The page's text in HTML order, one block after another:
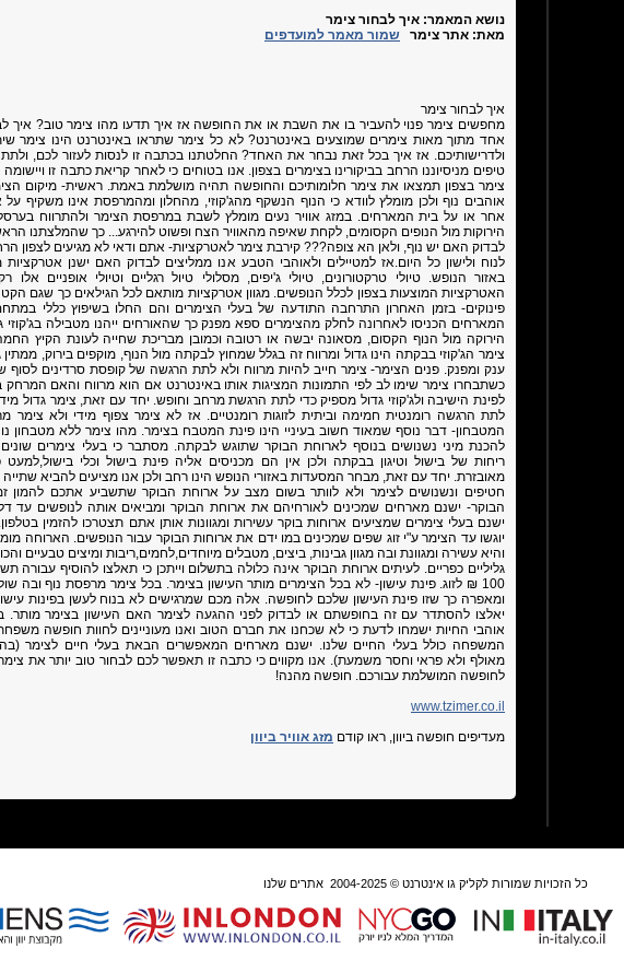
נושא המאמר: איך לבחור צימר
מאת: אתר צימר שמור מאמר למועדפים
איך לבחור צימר
מחפשים צימר פנוי להעביר בו את השבת או את החופשה אז איך תדעו מהו צימר טוב? איך
אחד מתוך מאות צימרים שמוצעים באינטרנט? לא כל צימר שתראו באינטרנט הינו צימר
ולדרישותיכם. אז איך בכל זאת נבחר את האחד? החלטתנו בכתבה זו לנסות לעזור לכם,
טיפים מניסיוננו הרחב בביקורינו בצימרים בצפון. אנו בטוחים כי לאחר קריאת כתבה זו
צימר בצפון תמצאו את צימר חלומותיכם והחופשה תהיה מושלמת באמת. ראשית- מיקום
אוהבים נוף ולכן מומלץ לוודא כי הנוף הנשקף מהג'קוזי, מהחלון ומהמרפסת אינו משקיף על
אחר או על בית המארחים. במזג אוויר נעים מומלץ לשבת במרפסת הצימר ולהתרווח
הירוקות מול הנופים הקסומים, לקחת שאיפה מהאוויר הצח ופשוט להירגע... כך שהמלצתנו
לבדוק האם יש נוף, ולאן הא צופה??? קירבת צימר לאטרקציות- אתם ודאי לא מגיעים לצפון
לנוח ולישון כל היום.אז למטיילים ולאוהבי הטבע אנו ממליצים לבדוק האם ישנן
באזור הנופש. טיולי טרקטורונים, טיולי ג'יפים, מסלולי טיול רגליים וטיולי אופניים אלו
האטרקציות המוצעות בצפון לכלל הנופשים. מגוון אטרקציות מותאם לכל הגילאים כך שגם
פינוקים- בזמן האחרון התרחבה התודעה של בעלי הצימרים והם החלו בשיפוץ כללי
המארחים הכניסו לאחרונה לחלק מהצימרים ספא מפנק כך שהאורחים ייהנו מטבילה בג'קוזי
הירוקה מול הנוף הקסום, מסאונה יבשה או רטובה וכמובן מבריכת שחייה לעונת הקיץ
צימר הג'קוזי בבקתה הינו גדול ומרווח זה בגלל שמחוץ לבקתה מול הנוף, מוקפים בירוק, ממתין
ענק ומפנק. פנים הצימר- צימר חייב להיות מרווח ולא לתת הרגשה של קופסת סרדינים לסוף
כשתבחרו צימר שימו לב לפי התמונות המציגות אותו באינטרנט אם הוא מרווח והאם המרחק
לפינת הישיבה ולג'קוזי גדול מספיק כדי לתת הרגשת מרחב וחופש. יחד עם זאת, צימר גדול
לתת הרגשה רומנטית חמימה וביתית לזוגות רומנטיים. אז לא צימר צפוף מידי ולא צימר
המטבחון- דבר נוסף שמאוד חשוב בעיניי הינו פינת המטבח בצימר. מהו צימר ללא מטבחון
להכנת מיני נשנושים בנוסף לארוחת הבוקר שתוגש לבקתה. מסתבר כי בעלי צימרים
ריחות של בישול וטיגון בבקתה ולכן אין הם מכניסים אליה פינת בישול וכלי
מאובזרת. יחד עם זאת, מבחר המסעדות באזורי הנופש הינו רחב ולכן אנו מציעים להביא
חטיפים ונשנושים לצימר ולא לוותר בשום מצב על ארוחת הבוקר שתשביע אתכם להמון
הבוקר- ישנם מארחים שמכינים לאורחיהם את ארוחת הבוקר ומביאים אותה לנופשים עד
ישנם בעלי צימרים שמציעים ארוחות בוקר עשירות ומגוונות אותן אתם תצטרכו להזמין
יוגשו עד הצימר ע"י זוג שפים שמכינים במו ידם את ארוחות הבוקר עבור הנופשים. הארוחה
והיא עשירה ומגוונת ובה מגוון גבינות, ביצים, מטבלים מיוחדים,לחמים,ריבות ומיצים טבעיים
גליליים כפריים. לעיתים ארוחת הבוקר אינה כלולה בתשלום וייתכן כי תאלצו להוסיף עבורה
100 ₪ לזוג. פינת עישון- לא בכל הצימרים מותר העישון בצימר. בכל צימר מרפסת נוף ובה
ומאפרה כך שזו פינת העישון שלכם לחופשה. אלה מכם שמרגישים לא בנוח לעשן בפינות
יאלצו להסתדר עם זה בחופשתם או לבדוק לפני ההגעה לצימר האם העישון בצימר מותר.
אוהבי החיות ישמחו לדעת כי לא שכחנו את חברם הטוב ואנו מעוניינים לחוות חופשה
המשפחה כולל בעלי החיים שלנו. ישנם מארחים המאפשרים הבאת בעלי חיים לצימר
מאולף ולא פראי וחסר משמעת). אנו מקווים כי כתבה זו תאפשר לכם לבחור טוב יותר את
לחופשה המושלמת עבורכם. חופשה מהנה!
www.tzimer.co.il
מעדיפים חופשה ביוון, ראו קודם מזג אוויר ביוון
כל הזכויות שמורות לקליק גו אינטרנט © 2004-2025 אתרים שלנו